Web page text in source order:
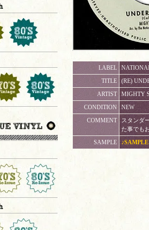
LABEL
TITLE
(RE)
ARTIST
MIGHTY
CONDITION
NEW
COMMENT
スタンダ
た事でも
SAMPLE
♪SAMPLE